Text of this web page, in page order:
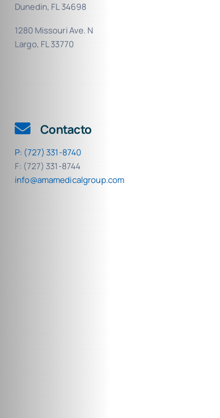
Dunedin, FL 34698
1280 Missouri Ave. N
Largo, FL 33770
Contacto
P: (727) 331-8740
F: (727) 331-8744
info@amamedicalgroup.com